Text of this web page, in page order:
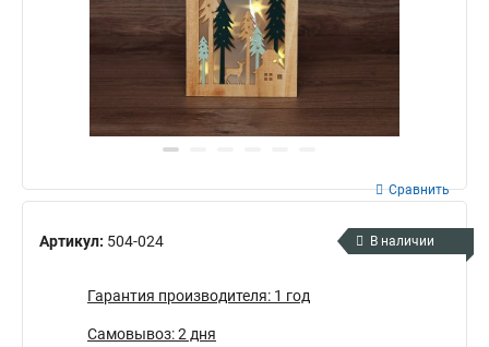
Артикул: 504-024
Сравнить
В наличии
Гарантия производителя: 1 год
Самовывоз: 2 дня